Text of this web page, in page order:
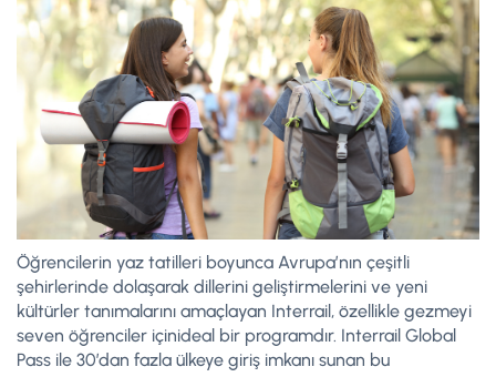
Öğrencilerin yaz tatilleri boyunca Avrupa’nın çeşitli
şehirlerinde dolaşarak dillerini geliştirmelerini ve yeni
kültürler tanımalarını amaçlayan Interrail, özellikle gezmeyi
seven öğrenciler içinideal bir programdır. Interrail Global
Pass ile 30’dan fazla ülkeye giriş imkanı sunan bu